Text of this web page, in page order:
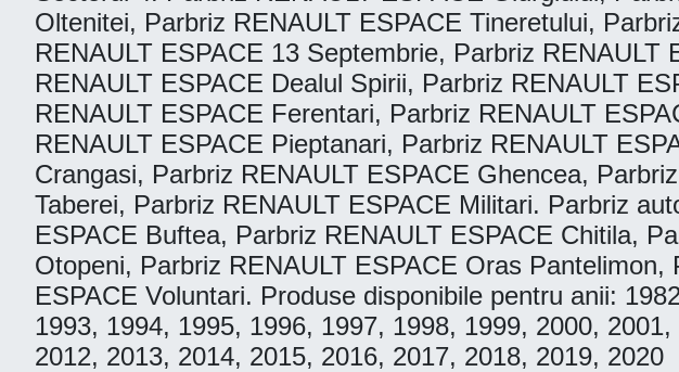
Oltenitei, Parbriz RENAULT ESPACE Tineretului,
RENAULT ESPACE 13 Septembrie, Parbriz
RENAULT ESPACE Dealul Spirii, Parbriz RENAULT
RENAULT ESPACE Ferentari, Parbriz RENAULT
RENAULT ESPACE Pieptanari, Parbriz RENAULT
Crangasi, Parbriz RENAULT ESPACE Ghencea,
Taberei, Parbriz RENAULT ESPACE Militari. Parbriz
ESPACE Buftea, Parbriz RENAULT ESPACE Chitila,
Otopeni, Parbriz RENAULT ESPACE Oras
ESPACE Voluntari. Produse disponibile pentru anii:
1993, 1994, 1995, 1996, 1997, 1998, 1999, 2000,
2012, 2013, 2014, 2015, 2016, 2017, 2018, 2019, 2020